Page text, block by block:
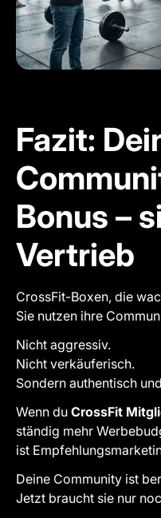
Fazit:
Bonus –
Vertrieb
CrossFit-Boxen, die
Sie nutzen ihre
Nicht aggressiv.
Nicht verkäuferisch.
Sondern authentisch
Wenn du CrossFit
ständig mehr
ist
Deine Community ist
Jetzt braucht sie nur